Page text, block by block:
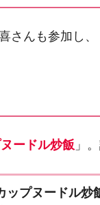
さんも参加し、
ードル炒飯 」
ップヌードル